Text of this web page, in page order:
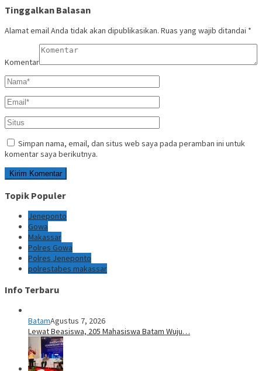
Tinggalkan Balasan
Alamat email Anda tidak akan dipublikasikan. Ruas yang wajib ditandai *
Komentar
Simpan nama, email, dan situs web saya pada peramban ini untuk
komentar saya berikutnya.
Topik Populer
Jeneponto
Gowa
Makassar
Polres Gowa
Polres Jeneponto
polrestabes makassar
Info Terbaru
BatamAgustus 7, 2026
Lewat Beasiswa, 205 Mahasiswa Batam Wuju…